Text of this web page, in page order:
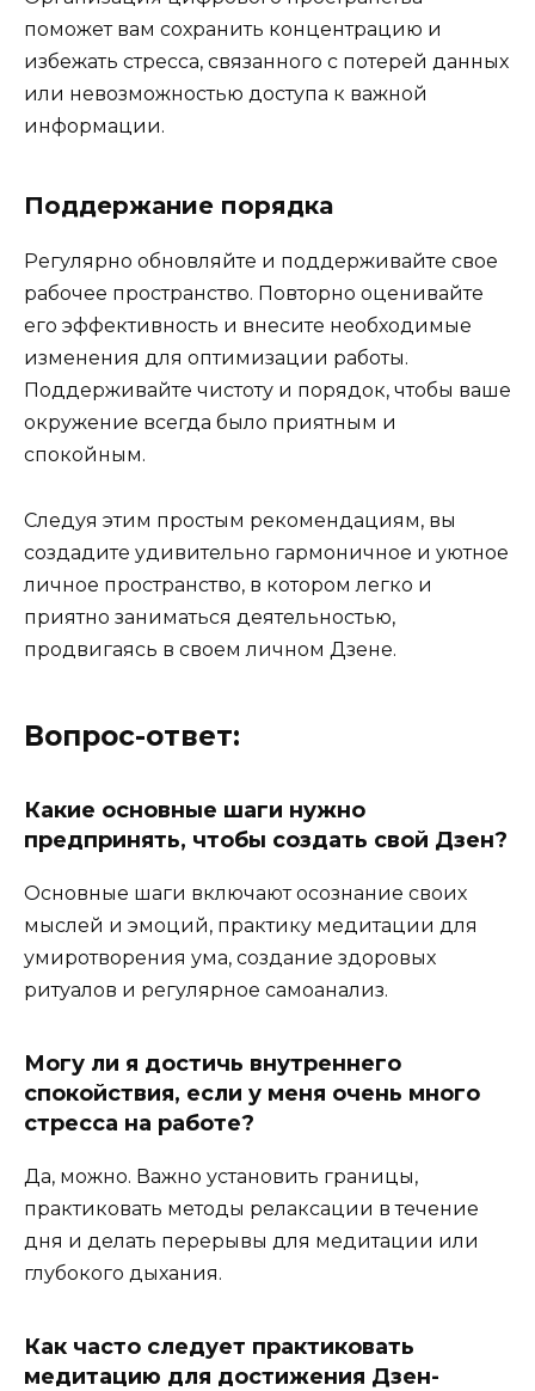
поможет вам сохранить концентрацию и
избежать стресса, связанного с потерей данных
или невозможностью доступа к важной
информации.
Поддержание порядка
Регулярно обновляйте и поддерживайте свое
рабочее пространство. Повторно оценивайте
его эффективность и внесите необходимые
изменения для оптимизации работы.
Поддерживайте чистоту и порядок, чтобы ваше
окружение всегда было приятным и
спокойным.
Следуя этим простым рекомендациям, вы
создадите удивительно гармоничное и уютное
личное пространство, в котором легко и
приятно заниматься деятельностью,
продвигаясь в своем личном Дзене.
Вопрос-ответ:
Какие основные шаги нужно
предпринять, чтобы создать свой Дзен?
Основные шаги включают осознание своих
мыслей и эмоций, практику медитации для
умиротворения ума, создание здоровых
ритуалов и регулярное самоанализ.
Могу ли я достичь внутреннего
спокойствия, если у меня очень много
стресса на работе?
Да, можно. Важно установить границы,
практиковать методы релаксации в течение
дня и делать перерывы для медитации или
глубокого дыхания.
Как часто следует практиковать
медитацию для достижения Дзен-